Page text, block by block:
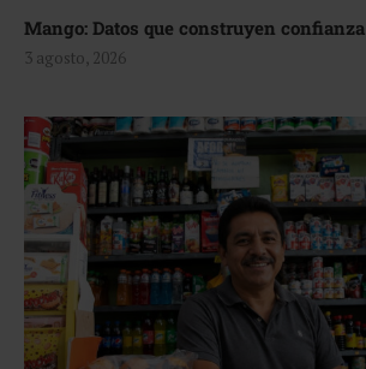
Mango: Datos que construyen confianza
3 agosto, 2026